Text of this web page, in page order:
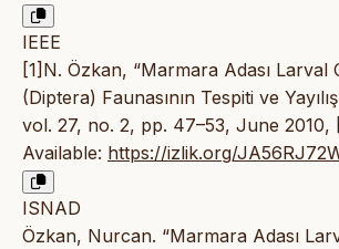
IEEE
[1]N. Özkan, “Marmara Adası Larval
(Diptera) Faunasının Tespiti ve
vol. 27, no. 2, pp. 47–53, June 2010,
Available: https://izlik.org/
ISNAD
Özkan, Nurcan. “Marmara Adası